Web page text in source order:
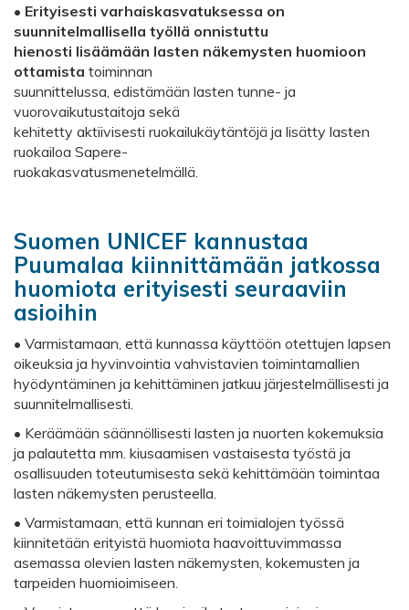
• Erityisesti varhaiskasvatuksessa on
suunnitelmallisella työllä onnistuttu
hienosti lisäämään lasten näkemysten huomioon
ottamista toiminnan
suunnittelussa, edistämään lasten tunne- ja
vuorovaikutustaitoja sekä
kehitetty aktiivisesti ruokailukäytäntöjä ja lisätty lasten
ruokailoa Sapere-
ruokakasvatusmenetelmällä.
Suomen UNICEF kannustaa
Puumalaa kiinnittämään jatkossa
huomiota erityisesti seuraaviin
asioihin
• Varmistamaan, että kunnassa käyttöön otettujen lapsen
oikeuksia ja hyvinvointia vahvistavien toimintamallien
hyödyntäminen ja kehittäminen jatkuu järjestelmällisesti ja
suunnitelmallisesti.
• Keräämään säännöllisesti lasten ja nuorten kokemuksia
ja palautetta mm. kiusaamisen vastaisesta työstä ja
osallisuuden toteutumisesta sekä kehittämään toimintaa
lasten näkemysten perusteella.
• Varmistamaan, että kunnan eri toimialojen työssä
kiinnitetään erityistä huomiota haavoittuvimmassa
asemassa olevien lasten näkemysten, kokemusten ja
tarpeiden huomioimiseen.